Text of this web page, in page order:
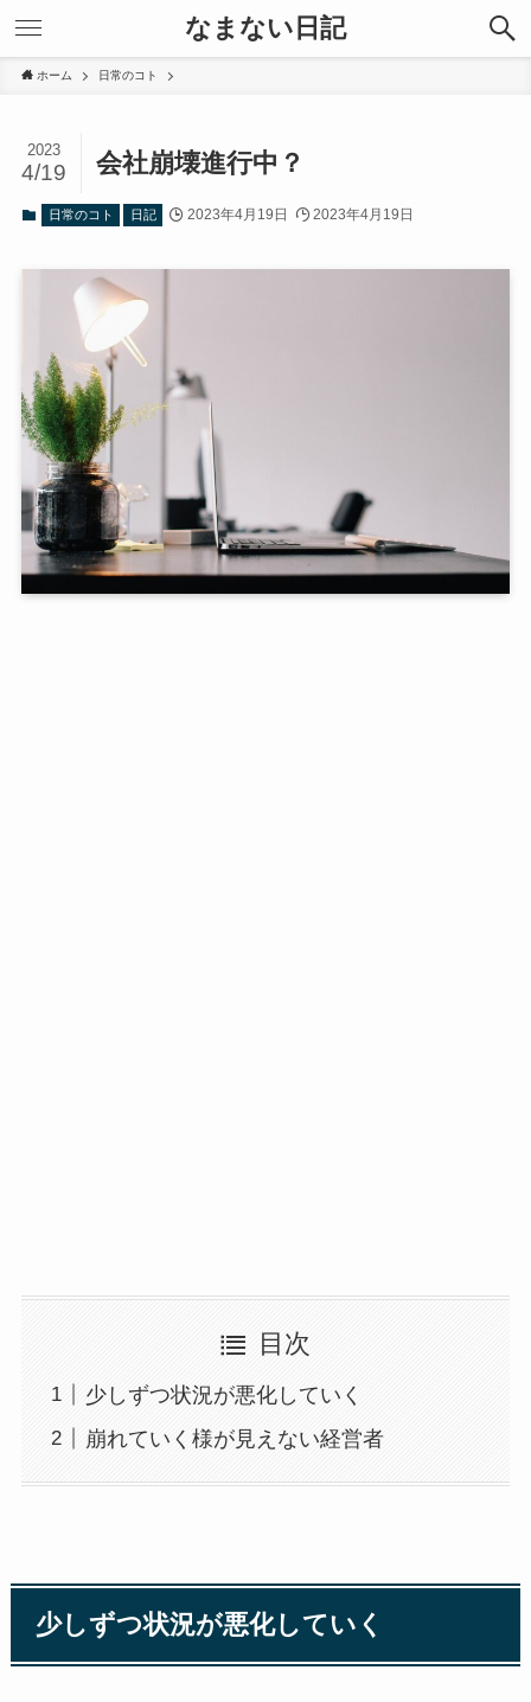
なまない日記
ホーム 日常のコト
会社崩壊進行中？
2023
4/19
日常のコト 日記 2023年4月19日 2023年4月19日
目次
少しずつ状況が悪化していく
崩れていく様が見えない経営者
少しずつ状況が悪化していく